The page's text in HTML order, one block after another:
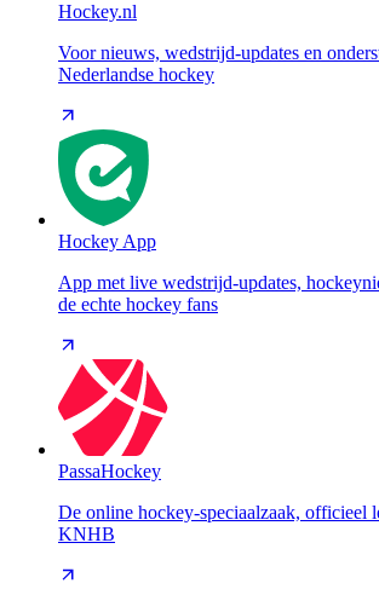
Hockey.nl
Voor nieuws, wedstrijd-updates en
Nederlandse hockey
Hockey App
App met live wedstrijd-updates,
de echte hockey fans
PassaHockey
De online hockey-speciaalzaak, officieel
KNHB